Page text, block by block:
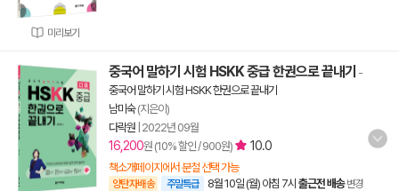
미리보기
중국어 말하기 시험 HSKK 중급 한권으로 끝내기 -
중국어 말하기 시험 HSKK 한권으로 끝내기
남미숙(지은이)
다락원 2022년 09월
16,200원 (10% 할인 / 900원) 10.0
책소개페이지에서 분철 선택 가능
양탄자배송 주말특급 8월 10일 (월) 아침 7시 출근전 배송 변경